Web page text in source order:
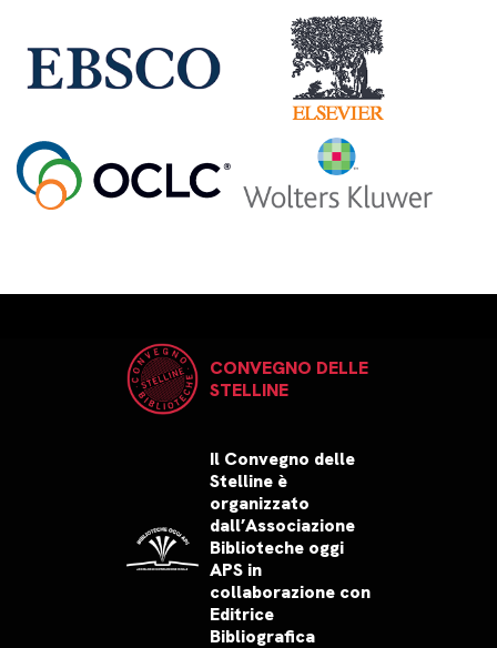
CONVEGNO DELLE
STELLINE
Il Convegno delle
Stelline è
organizzato
dall’Associazione
Biblioteche oggi
APS in
collaborazione con
Editrice
Bibliografica